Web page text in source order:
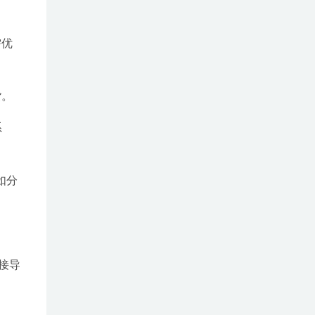
分
导